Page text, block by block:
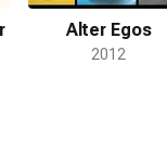
Alter Egos
2012